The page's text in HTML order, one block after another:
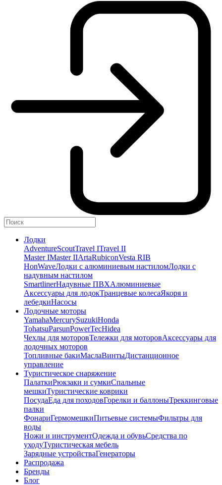
Лодки
AdventureScoutTravel ITravel II
Master IMaster IIArtaRubiconVesta RIB
HonWaveЛодки с алюминиевым настиломЛодки с
надувным настилом
SmartlinerНадувные ПВХАлюминиевые
Аксессуары для лодокТранцевые колесаЯкоря и
лебедкиНасосы
Лодочные моторы
YamahaMercurySuzukiHonda
TohatsuParsunPowerTecHidea
Чехлы для моторовТележки для моторовАксессуары для
лодочных моторов
Топливные бакиМаслаВинтыДистанционное
управление
Туристическое снаряжение
ПалаткиРюкзаки и сумкиСпальные
мешкиТуристические коврики
ПосудаЕда для походовГорелки и баллоныТреккинговые
палки
ФонариГермомешкиПитьевые системыФильтры для
воды
Ножи и инструментОдежда и обувьСредства по
уходуТуристическая мебель
Зарядные устройстваГенераторы
Распродажа
Бренды
Блог